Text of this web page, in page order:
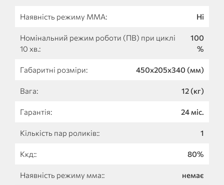
Наявність режиму ММА: Ні
Номінальний режим роботи (ПВ) при циклі
10 хв.:
100
%
Габаритні розміри: 450х205х340 (мм)
Вага: 12 (кг)
Гарантія: 24 міс.
Кількість пар роликів:: 1
Ккд:: 80%
Наявність режиму мма:: немає